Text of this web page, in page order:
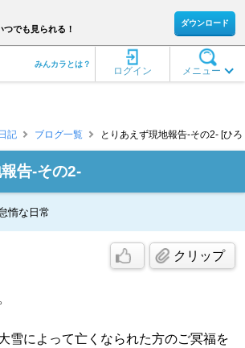
でも見られる！
ダウンロード
メニュー
ログイン
みんカラとは？
日記 ブログ一覧 とりあえず現地報告-その2- [ひ
告-その2-
惰な日常
クリップ
雪によって亡くなられた方のご冥福を